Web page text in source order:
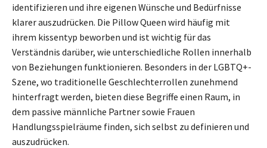
identifizieren und ihre eigenen Wünsche und Bedürfnisse
klarer auszudrücken. Die Pillow Queen wird häufig mit
ihrem kissentyp beworben und ist wichtig für das
Verständnis darüber, wie unterschiedliche Rollen innerhalb
von Beziehungen funktionieren. Besonders in der LGBTQ+-
Szene, wo traditionelle Geschlechterrollen zunehmend
hinterfragt werden, bieten diese Begriffe einen Raum, in
dem passive männliche Partner sowie Frauen
Handlungsspielräume finden, sich selbst zu definieren und
auszudrücken.